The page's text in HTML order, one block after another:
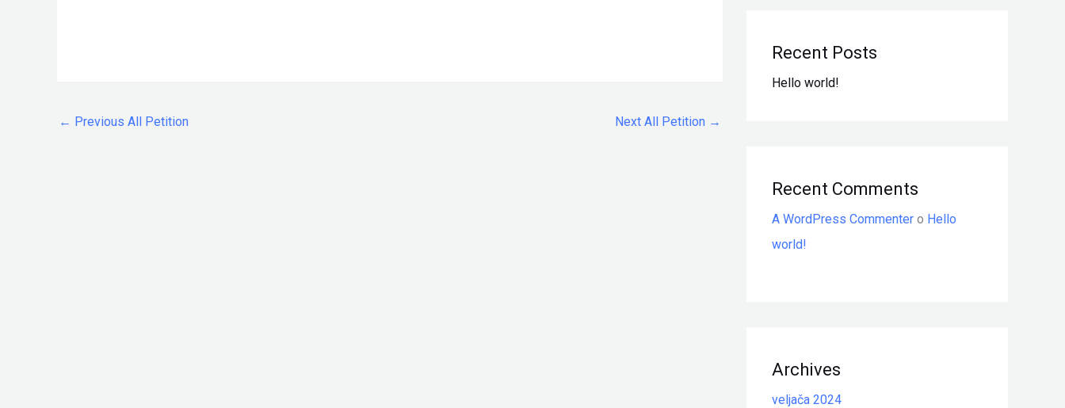
← Previous All Petition Next All Petition →
Recent Posts
Hello world!
Recent Comments
A WordPress Commenter o Hello
world!
Archives
veljača 2024